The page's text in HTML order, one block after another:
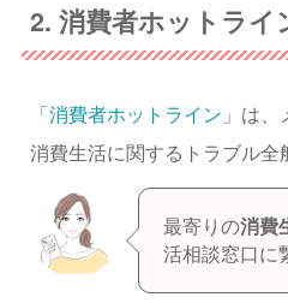
2. 消費者ホットライ
「 消費者ホットライン 」は、
消費生活に関するトラブル全
最寄りの消費
活相談窓口に